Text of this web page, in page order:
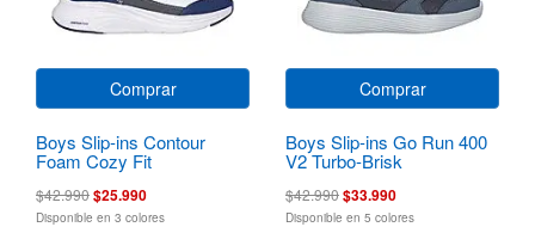
Comprar
Boys Slip-ins Contour
Foam Cozy Fit
$42.990$25.990
Disponible en 3 colores
Comprar
Boys Slip-ins Go Run 400
V2 Turbo-Brisk
$42.990$33.990
Disponible en 5 colores